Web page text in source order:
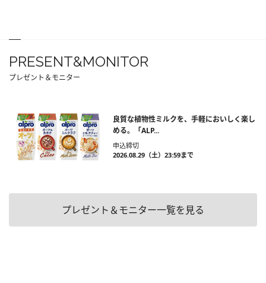
PRESENT&MONITOR
プレゼント＆モニター
良質な植物性ミルクを、手軽においしく楽し
める。「ALP...
申込締切
2026.08.29（土）23:59まで
プレゼント＆モニター一覧を見る